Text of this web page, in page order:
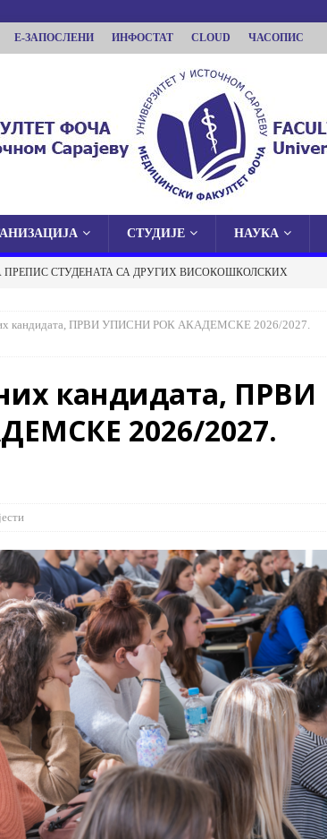
Е-ЗАПОСЛЕНИ ИНФОСТАТ CLOUD ЧАСОПИС
ФОЧА
ИСТОЧНОМ САРАЈЕВУ
СТУДИЈЕ НАУКА
ПРЕПИС СТУДЕНАТА СА ДРУГИХ ВИСОКОШКОЛСКИХ
О ЈАВНОЈ ОДБРАНИ ДОКТОРСКЕ ДИСЕРТАЦИЈЕ
ОБАВЈЕШТЕЊА
НА КРАТКИ ПРОГРАМ СТУДИЈА СТОМАТОЛОШКА СЕСТРА У
ЛИСТА, ПРВИ УПИСНИ РОК ДРУГИ ЦИКЛУС СТУДИЈА –
кандидата, ПРВИ УПИСНИ РОК АКАДЕМСКЕ 2026/2027.
кандидата, ПРВИ
2026/2027.